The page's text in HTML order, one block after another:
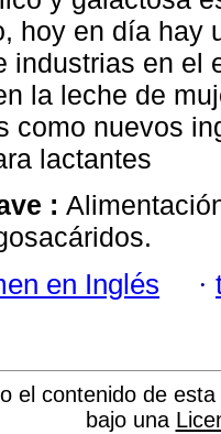
hoy en día hay
industrias en el
la leche de
como nuevos
lactantes
:
en Inglés ·
el contenido de
bajo una